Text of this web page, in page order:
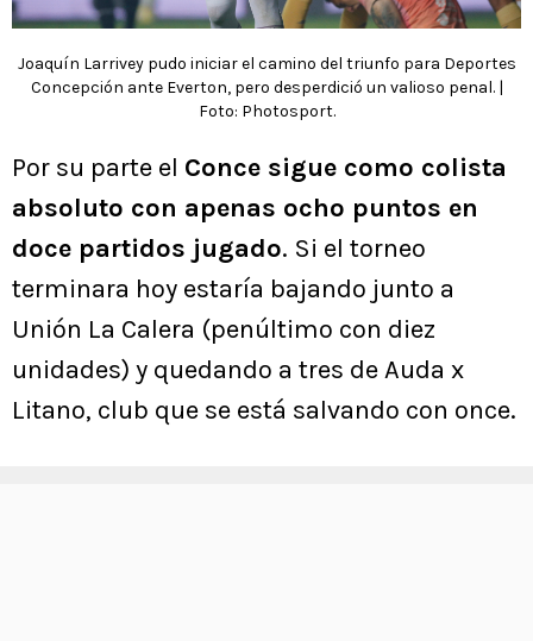
Joaquín Larrivey pudo iniciar el camino del triunfo para Deportes
Concepción ante Everton, pero desperdició un valioso penal. |
Foto: Photosport.
Por su parte el Conce sigue como colista
absoluto con apenas ocho puntos en
doce partidos jugado. Si el torneo
terminara hoy estaría bajando junto a
Unión La Calera (penúltimo con diez
unidades) y quedando a tres de Auda x
Litano, club que se está salvando con once.